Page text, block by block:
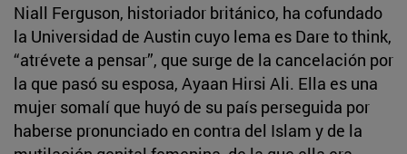
Niall Ferguson, historiador británico, ha cofundado
la Universidad de Austin cuyo lema es Dare to think,
“atrévete a pensar”, que surge de la cancelación por
la que pasó su esposa, Ayaan Hirsi Ali. Ella es una
mujer somalí que huyó de su país perseguida por
haberse pronunciado en contra del Islam y de la